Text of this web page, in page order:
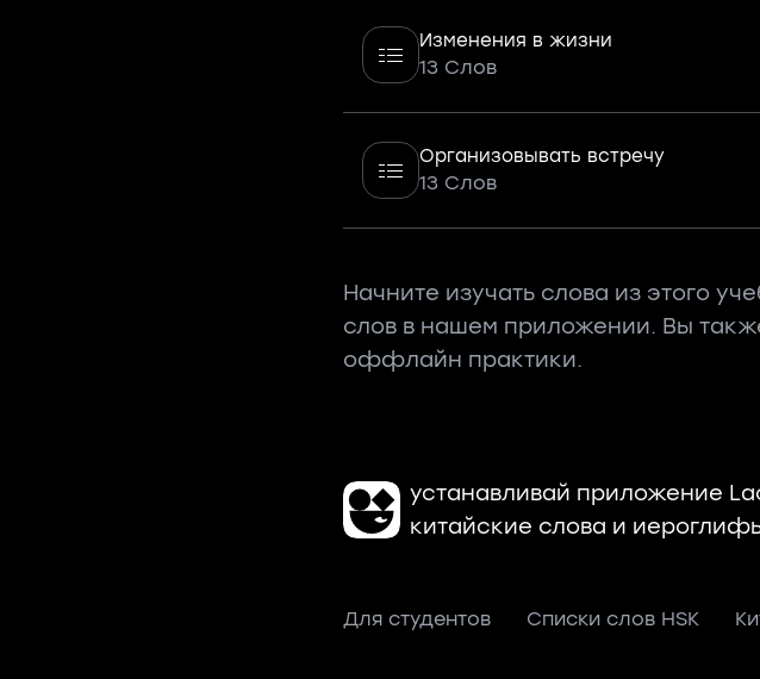
Изменения в жизни
13 Слов
Организовывать встречу
13 Слов
Начните изучать слова из этого
слов в нашем приложении. Вы
оффлайн практики.
устанавливай приложение
китайские слова и
Для студентов Списки слов HSK